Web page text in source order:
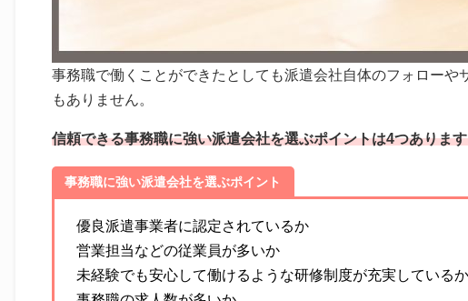
事務職で働くことができたとしても派遣会社自体のフォロー
もありません。
信頼できる事務職に強い派遣会社を選ぶポイントは4つありま
事務職に強い派遣会社を選ぶポイント
優良派遣事業者に認定されているか
営業担当などの従業員が多いか
未経験でも安心して働けるような研修制度が充実しているか